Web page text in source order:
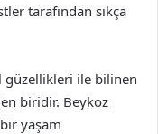
tarafından sıkça
ile bilinen
biridir. Beykoz
yaşam